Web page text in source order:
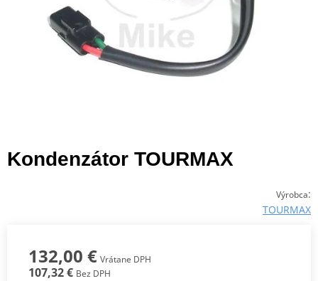
Kondenzátor TOURMAX
Výrobca:
TOURMAX
132,00 € Vrátane DPH
107,32 € Bez DPH